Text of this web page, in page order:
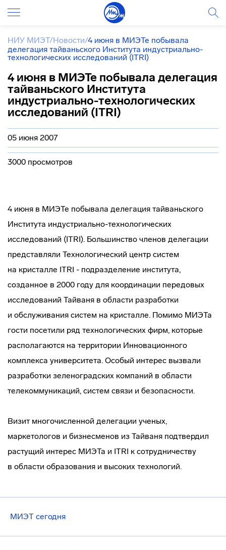
НИУ МИЭТ/Новости/4 июня в МИЭТе побывала
делегация тайваньского Института индустриально-
технологических исследований (ITRI)
4 июня в МИЭТе побывала делегация
тайваньского Института
индустриально-технологических
исследований (ITRI)
05 июня 2007
3000 просмотров
4 июня в МИЭТе побывала делегация тайваньского
Института индустриально-технологических
исследований (ITRI). Большинство членов делегации
представляли Технологический центр систем
на кристалле ITRI - подразделение института,
созданное в 2000 году для координации передовых
исследований Тайваня в области разработки
и обслуживания систем на кристалле. Помимо МИЭТа
гости посетили ряд технологических фирм, которые
располагаются на территории Инновационного
комплекса университета. Особый интерес вызвали
разработки зеленоградских компаний в области
телекоммуникаций, систем связи и безопасности.
Визит многочисленной делегации ученых,
маркетологов и бизнесменов из Тайваня подтвердил
растущий интерес МИЭТа и ITRI к сотрудничеству
в области образования и высоких технологий.
МИЭТ сегодня